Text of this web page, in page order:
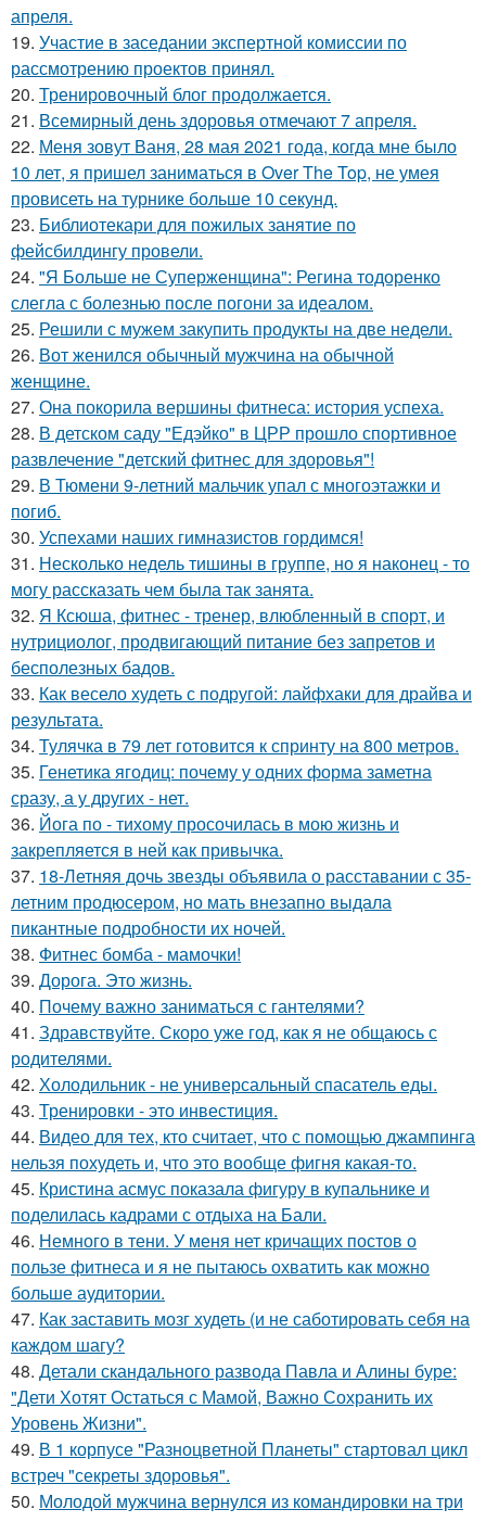
апреля.
19. Участие в заседании экспертной комиссии по
рассмотрению проектов принял.
20. Тренировочный блог продолжается.
21. Всемирный день здоровья отмечают 7 апреля.
22. Меня зовут Ваня, 28 мая 2021 года, когда мне было
10 лет, я пришел заниматься в Over The Top, не умея
провисеть на турнике больше 10 секунд.
23. Библиотекари для пожилых занятие по
фейсбилдингу провели.
24. "Я Больше не Суперженщина": Регина тодоренко
слегла с болезнью после погони за идеалом.
25. Решили с мужем закупить продукты на две недели.
26. Вот женился обычный мужчина на обычной
женщине.
27. Она покорила вершины фитнеса: история успеха.
28. В детском саду "Едэйко" в ЦРР прошло спортивное
развлечение "детский фитнес для здоровья"!
29. В Тюмени 9-летний мальчик упал с многоэтажки и
погиб.
30. Успехами наших гимназистов гордимся!
31. Несколько недель тишины в группе, но я наконец - то
могу рассказать чем была так занята.
32. Я Ксюша, фитнес - тренер, влюбленный в спорт, и
нутрициолог, продвигающий питание без запретов и
бесполезных бадов.
33. Как весело худеть с подругой: лайфхаки для драйва и
результата.
34. Тулячка в 79 лет готовится к спринту на 800 метров.
35. Генетика ягодиц: почему у одних форма заметна
сразу, а у других - нет.
36. Йога по - тихому просочилась в мою жизнь и
закрепляется в ней как привычка.
37. 18-Летняя дочь звезды объявила о расставании с 35-
летним продюсером, но мать внезапно выдала
пикантные подробности их ночей.
38. Фитнес бомба - мамочки!
39. Дорога. Это жизнь.
40. Почему важно заниматься с гантелями?
41. Здравствуйте. Скоро уже год, как я не общаюсь с
родителями.
42. Холодильник - не универсальный спасатель еды.
43. Тренировки - это инвестиция.
44. Видео для тех, кто считает, что с помощью джампинга
нельзя похудеть и, что это вообще фигня какая-то.
45. Кристина асмус показала фигуру в купальнике и
поделилась кадрами с отдыха на Бали.
46. Немного в тени. У меня нет кричащих постов о
пользе фитнеса и я не пытаюсь охватить как можно
больше аудитории.
47. Как заставить мозг худеть (и не саботировать себя на
каждом шагу?
48. Детали скандального развода Павла и Алины буре:
"Дети Хотят Остаться с Мамой, Важно Сохранить их
Уровень Жизни".
49. В 1 корпусе "Разноцветной Планеты" стартовал цикл
встреч "секреты здоровья".
50. Молодой мужчина вернулся из командировки на три